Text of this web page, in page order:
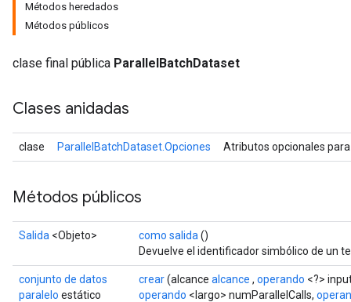
Métodos heredados
Métodos públicos
clase final pública ParallelBatchDataset
Clases anidadas
clase ParallelBatchDataset.Opciones Atributos opcionales
Métodos públicos
Salida <Objeto> como salida ()
Devuelve el identificador simbólico de un
conjunto de datos
paralelo estático
crear(alcance alcance , operando <?>
operando <largo> numParallelCalls,